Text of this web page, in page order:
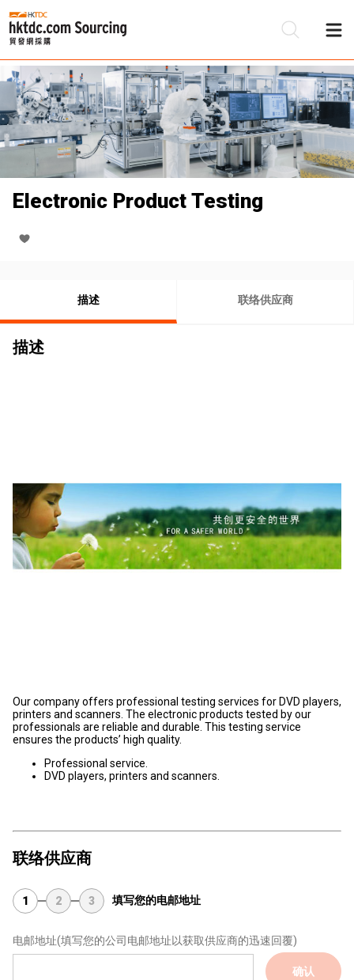
Electronic Product Testing
描述 联络供应商
描述
Our company offers professional testing services for DVD players,
printers and scanners. The electronic products tested by our
professionals are reliable and durable. This testing service
ensures the products’ high quality.
Professional service.
DVD players, printers and scanners.
联络供应商
1 2 3 填写您的电邮地址
电邮地址(填写您的公司电邮地址以获取供应商的迅速回覆)
确认